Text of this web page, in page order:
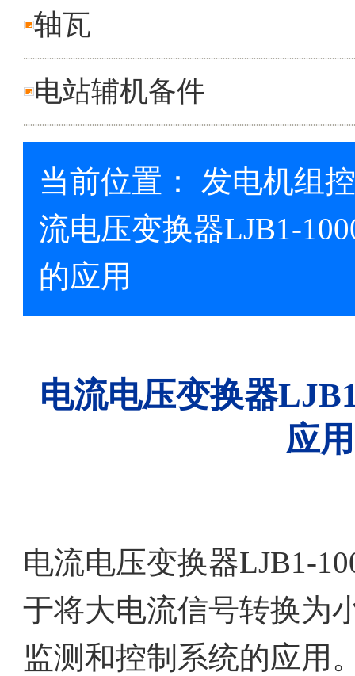
轴瓦
电站辅机备件
当前位置： 发电机组
流电压变换器LJB1-
的应用
电流电压变换器
应
电流电压变换器LJB1-
于将大电流信号转换为
监测和控制系统的应用